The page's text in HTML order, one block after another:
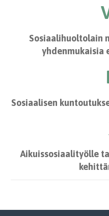
Sosiaalihuoltolain
yhdenmukaisia
Sosiaalisen
Aikuissosiaalityölle